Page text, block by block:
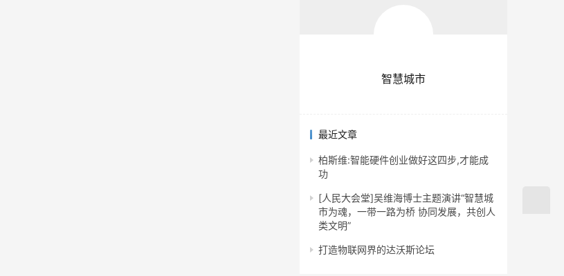
智慧城市
最近文章
柏斯维:智能硬件创业做好这四步,才能成
功
[人民大会堂]吴维海博士主题演讲“智慧城
市为魂，一带一路为桥 协同发展，共创人
类文明”
打造物联网界的达沃斯论坛